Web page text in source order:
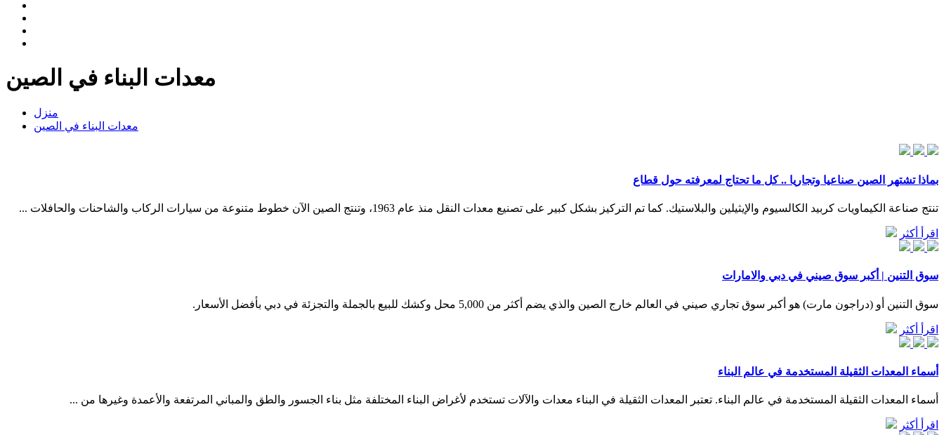
معدات البناء في الصين
منزل
معدات البناء في الصين
بماذا تشتهر الصين صناعيا وتجاريا .. كل ما تحتاج لمعرفته حول قطاع
تنتج صناعة الكيماويات كربيد الكالسيوم والإيثيلين والبلاستيك. كما تم التركيز بشكل كبير على تصنيع معدات النقل منذ عام 1963، وتنتج الصين الآن خطوط متنوعة من سيارات الركاب والشاحنات والحافلات ...
اقرأ أكثر
سوق التنين | أكبر سوق صيني في دبي والامارات
سوق التنين أو (دراجون مارت) هو أكبر سوق تجاري صيني في العالم خارج الصين والذي يضم أكثر من 5,000 محل وكشك للبيع بالجملة والتجزئة في دبي بأفضل الأسعار.
اقرأ أكثر
أسماء المعدات الثقيلة المستخدمة في عالم البناء
أسماء المعدات الثقيلة المستخدمة في عالم البناء. تعتبر المعدات الثقيلة في البناء معدات والآلات تستخدم لأغراض البناء المختلفة مثل بناء الجسور والطق والمباني المرتفعة والأعمدة وغيرها من ...
اقرأ أكثر